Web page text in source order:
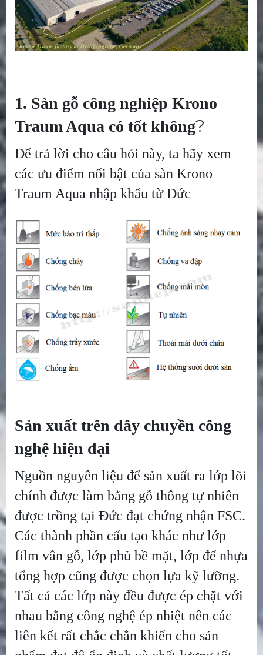
1. Sàn gỗ công nghiệp Krono
Traum Aqua có tốt không?
Để trả lời cho câu hỏi này, ta hãy xem
các ưu điểm nổi bật của sàn Krono
Traum Aqua nhập khẩu từ Đức
Sản xuất trên dây chuyền công
nghệ hiện đại
Nguồn nguyên liệu để sản xuất ra lớp lõi
chính được làm bằng gỗ thông tự nhiên
được trồng tại Đức đạt chứng nhận FSC.
Các thành phần cấu tạo khác như lớp
film vân gỗ, lớp phủ bề mặt, lớp đế nhựa
tổng hợp cũng được chọn lựa kỹ lưỡng.
Tất cả các lớp này đều được ép chặt với
nhau bằng công nghệ ép nhiệt nên các
liên kết rất chắc chắn khiến cho sản